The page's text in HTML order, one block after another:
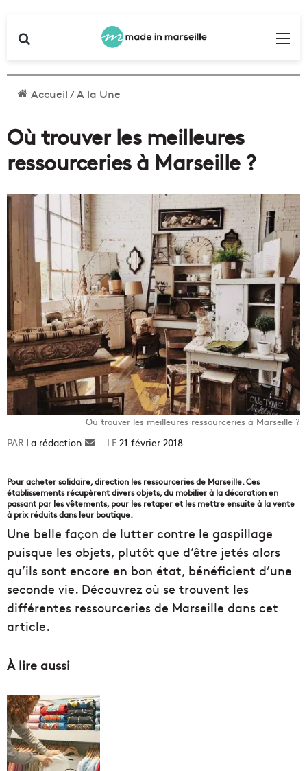
Accueil/A la Une
Où trouver les meilleures
ressourceries à Marseille ?
Où trouver les meilleures ressourceries à Marseille ?
La rédaction
Envoyer21 février 2018
Pour acheter solidaire, direction les ressourceries de Marseille. Ces
établissements récupèrent divers objets, du mobilier à la décoration en
passant par les vêtements, pour les retaper et les mettre ensuite à la vente
à prix réduits dans leur boutique.
Une belle façon de lutter contre le gaspillage
puisque les objets, plutôt que d’être jetés alors
qu’ils sont encore en bon état, bénéficient d’une
seconde vie. Découvrez où se trouvent les
différentes ressourceries de Marseille dans cet
article.
À lire aussi